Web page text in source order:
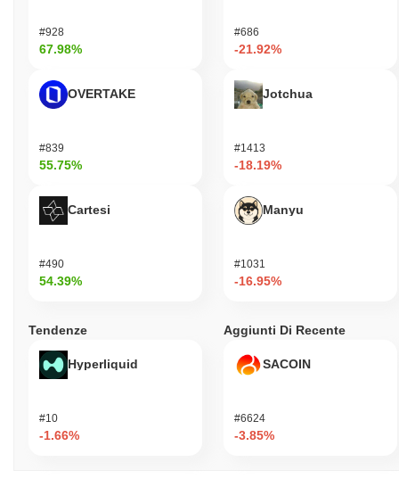
#928
67.98%
OVERTAKE
#839
55.75%
Cartesi
#490
54.39%
#686
-21.92%
Jotchua
#1413
-18.19%
Manyu
#1031
-16.95%
Tendenze
Hyperliquid
#10
-1.66%
Aggiunti Di Recente
SACOIN
#6624
-3.85%